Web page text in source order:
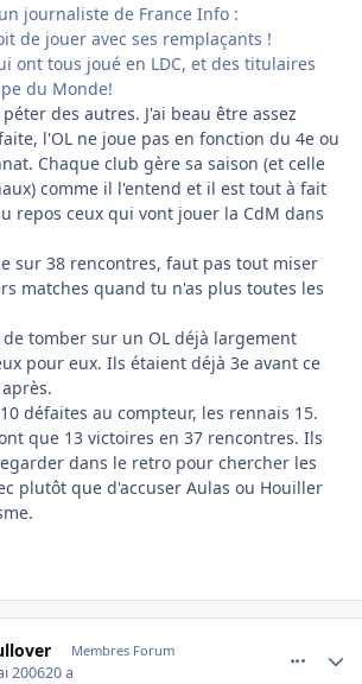
journaliste de France Info :
de jouer avec ses remplaçants !
ont tous joué en LDC, et des titulaires
du Monde!
des autres. J'ai beau être assez
l'OL ne joue pas en fonction du 4e ou
Chaque club gère sa saison (et celle
comme il l'entend et il est tout à fait
repos ceux qui vont jouer la CdM dans
sur 38 rencontres, faut pas tout miser
matches quand tu n'as plus toutes les
de tomber sur un OL déjà largement
pour eux. Ils étaient déjà 3e avant ce
défaites au compteur, les rennais 15.
que 13 victoires en 37 rencontres. Ils
dans le retro pour chercher les
plutôt que d'accuser Aulas ou Houiller
Membres Forum
200620 a